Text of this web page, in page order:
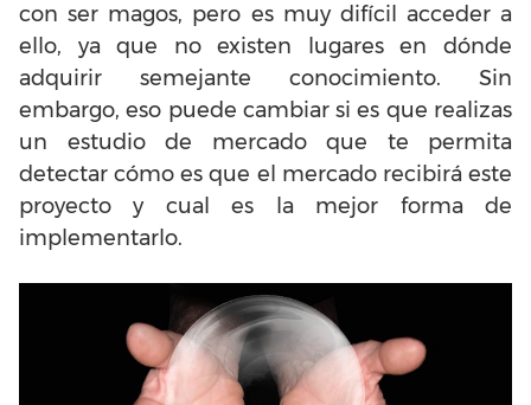
con ser magos, pero es muy difícil acceder a
ello, ya que no existen lugares en dónde
adquirir semejante conocimiento. Sin
embargo, eso puede cambiar si es que realizas
un estudio de mercado que te permita
detectar cómo es que el mercado recibirá este
proyecto y cual es la mejor forma de
implementarlo.